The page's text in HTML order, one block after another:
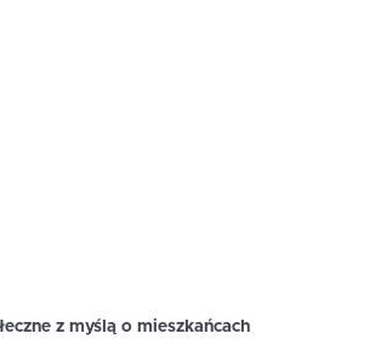
z myślą o mieszkańcach